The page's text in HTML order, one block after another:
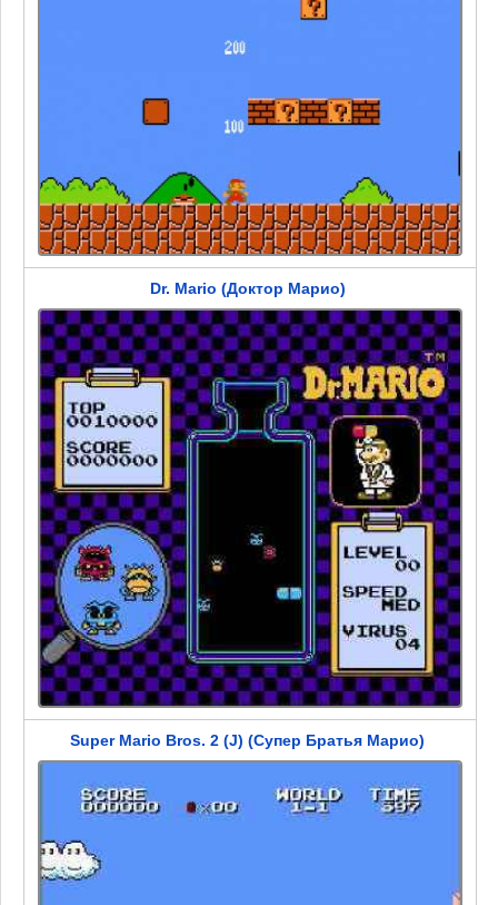
Dr. Mario (Доктор Марио)
Super Mario Bros. 2 (J) (Супер Братья Марио)